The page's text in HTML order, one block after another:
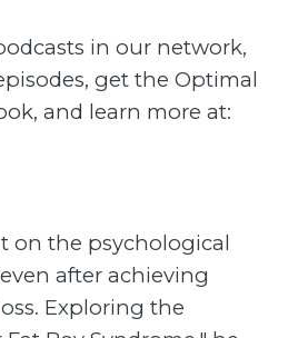
in our network,
get the Optimal
and learn more at:
on the psychological
after achieving
Exploring the